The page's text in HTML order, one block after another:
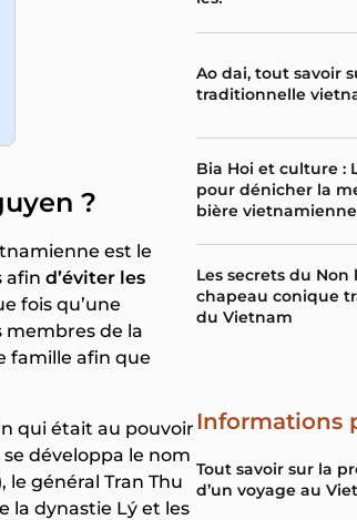
?
est le
afin d’éviter les
fois qu’une
membres de la
famille afin que
qui était au pouvoir
se développa le nom
le général Tran Thu
la dynastie Lý et les
Ao dai, tout savoir
traditionnelle
Bia Hoi et culture :
pour dénicher la
bière vietnamienne
Les secrets du Non
chapeau conique
du Vietnam
Informations
Tout savoir sur la
d’un voyage au